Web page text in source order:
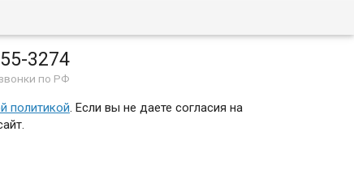
3274
по РФ
политикой . Если вы не даете согласия на